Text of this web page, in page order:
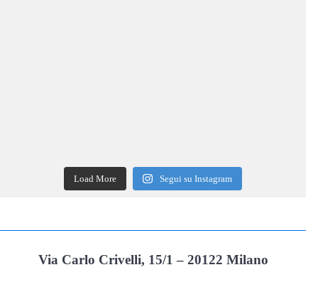
Load More Segui su Instagram
Via Carlo Crivelli, 15/1 – 20122 Milano